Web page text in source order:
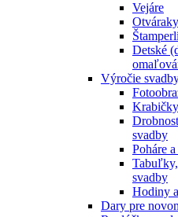
Vejáre
Detské
Výročie
svadby
Poháre
svadby
Hodiny
Dary pre